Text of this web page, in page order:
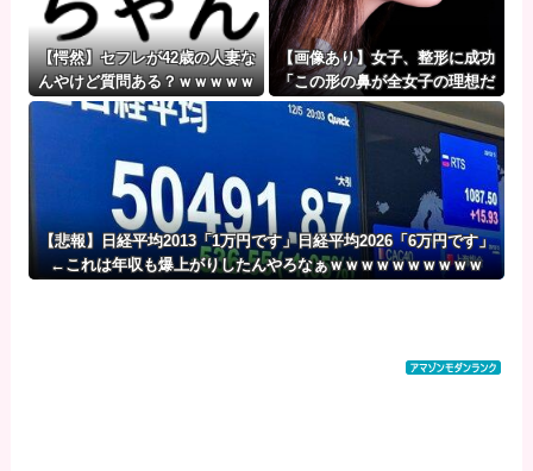
【愕然】セフレが42歳の人妻な
んやけど質問ある？ｗｗｗｗｗ
ｗｗｗwwww
【画像あり】女子、整形に成功
「この形の鼻が全女子の理想だ
と思う！！」⇒！
【悲報】日経平均2013「1万円です」日経平均2026「6万円です」
←これは年収も爆上がりしたんやろなぁｗｗｗｗｗｗｗｗｗｗ